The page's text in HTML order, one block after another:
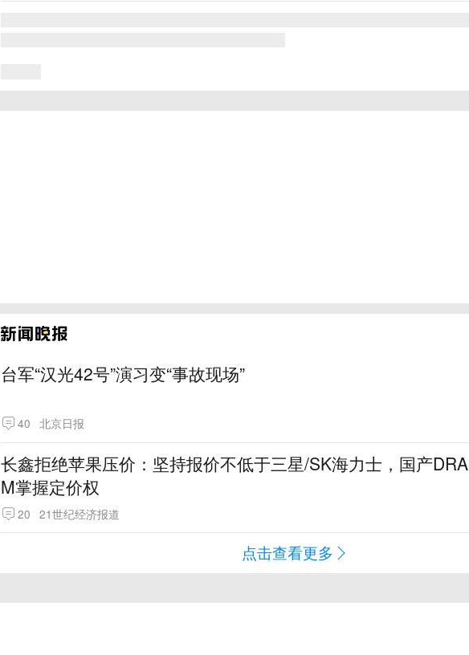
台军“汉光42号”演习变“事故现场”
40 北京日报
长鑫拒绝苹果压价：坚持报价不低于三星/SK海力士，国产DRA
M掌握定价权
20 21世纪经济报道
点击查看更多